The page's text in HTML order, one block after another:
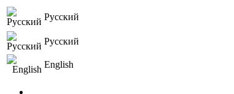
Русский
Русский
English